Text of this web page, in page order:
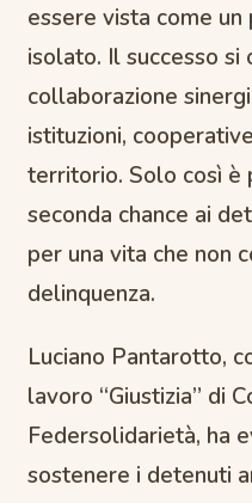
essere vista come
isolato. Il successo si
collaborazione
istituzioni,
territorio. Solo così è
seconda chance ai
per una vita che non
delinquenza.
Luciano Pantarotto,
lavoro “Giustizia” di
Federsolidarietà, ha
sostenere i detenuti